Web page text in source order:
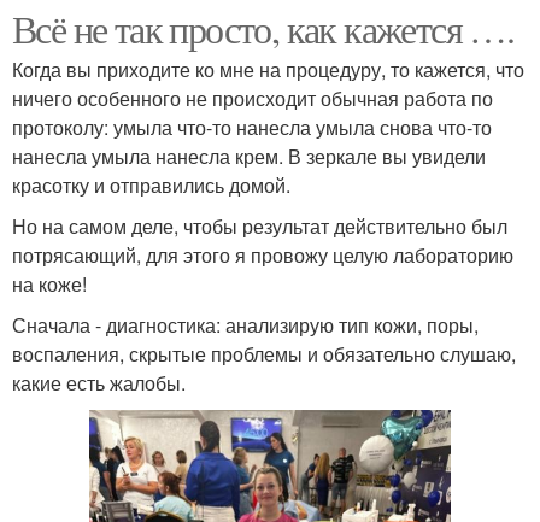
Всё не так просто, как кажется ….
Когда вы приходите ко мне на процедуру, то кажется, что
ничего особенного не происходит обычная работа по
протоколу: умыла что-то нанесла умыла снова что-то
нанесла умыла нанесла крем. В зеркале вы увидели
красотку и отправились домой.
Но на самом деле, чтобы результат действительно был
потрясающий, для этого я провожу целую лабораторию
на коже!
Сначала - диагностика: анализирую тип кожи, поры,
воспаления, скрытые проблемы и обязательно слушаю,
какие есть жалобы.